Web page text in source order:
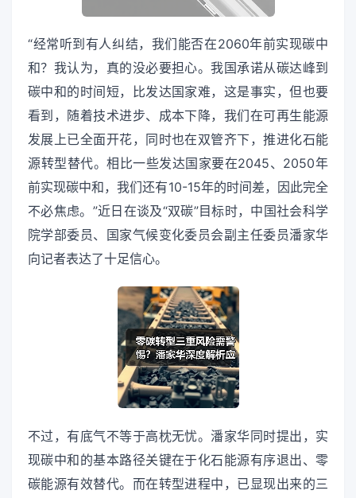
“经常听到有人纠结，我们能否在2060年前实现碳中
和？我认为，真的没必要担心。我国承诺从碳达峰到
碳中和的时间短，比发达国家难，这是事实，但也要
看到，随着技术进步、成本下降，我们在可再生能源
发展上已全面开花，同时也在双管齐下，推进化石能
源转型替代。相比一些发达国家要在2045、2050年
前实现碳中和，我们还有10-15年的时间差，因此完全
不必焦虑。”近日在谈及“双碳”目标时，中国社会科学
院学部委员、国家气候变化委员会副主任委员潘家华
向记者表达了十足信心。
不过，有底气不等于高枕无忧。潘家华同时提出，实
现碳中和的基本路径关键在于化石能源有序退出、零
碳能源有效替代。而在转型进程中，已显现出来的三